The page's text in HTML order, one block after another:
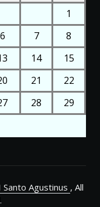
1
6 7
8
14
15
21
22
28
29
Agustinus , All